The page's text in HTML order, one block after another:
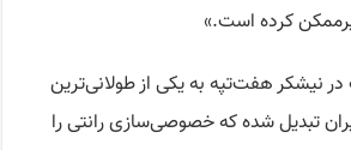
کرده است.»
نیشکر هفت‌تپه به یکی از طولانی‌ترین
تبدیل شده که خصوصی‌سازی رانتی را